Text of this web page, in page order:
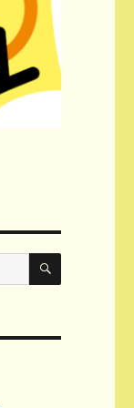
SUCHE